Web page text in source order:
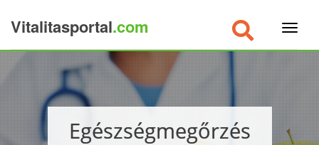
Vitalitasportal.com
Egészségmegőrzés
×